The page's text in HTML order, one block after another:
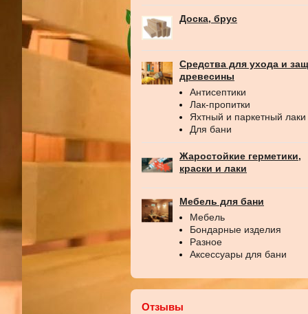
Доска, брус
Средства для ухода и
древесины
Антисептики
Лак-пропитки
Яхтный и паркетный лаки
Для бани
Жаростойкие герметики,
краски и лаки
Мебель для бани
Мебель
Бондарные изделия
Разное
Аксессуары для бани
Отзывы